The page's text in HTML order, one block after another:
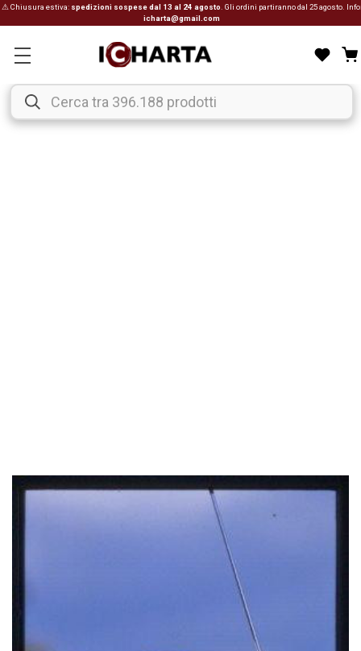
⚠ Chiusura estiva: spedizioni sospese dal 13 al 24 agosto . Gli ordini partiranno dal 25 agosto. Info:
icharta@gmail.com